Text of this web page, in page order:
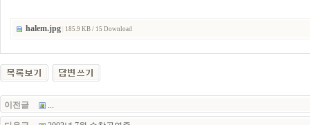
halem.jpg 185.9 KB / 15 Download
이전글 ...